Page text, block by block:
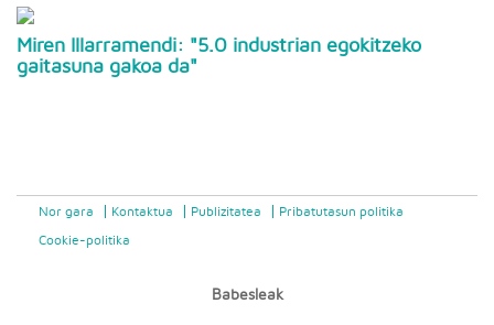
Miren Illarramendi: "5.0 industrian egokitzeko
gaitasuna gakoa da"
Nor gara Kontaktua Publizitatea Pribatutasun politika
Cookie-politika
Babesleak